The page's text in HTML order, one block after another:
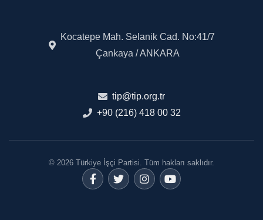
Kocatepe Mah. Selanik Cad. No:41/7
Çankaya / ANKARA
tip@tip.org.tr
+90 (216) 418 00 32
© 2026 Türkiye İşçi Partisi. Tüm hakları saklıdır.